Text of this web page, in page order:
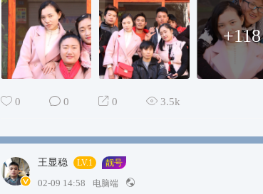
+118
0 0 0 3.5k
王显稳 LV.1 靓号
02-09 14:58 电脑端